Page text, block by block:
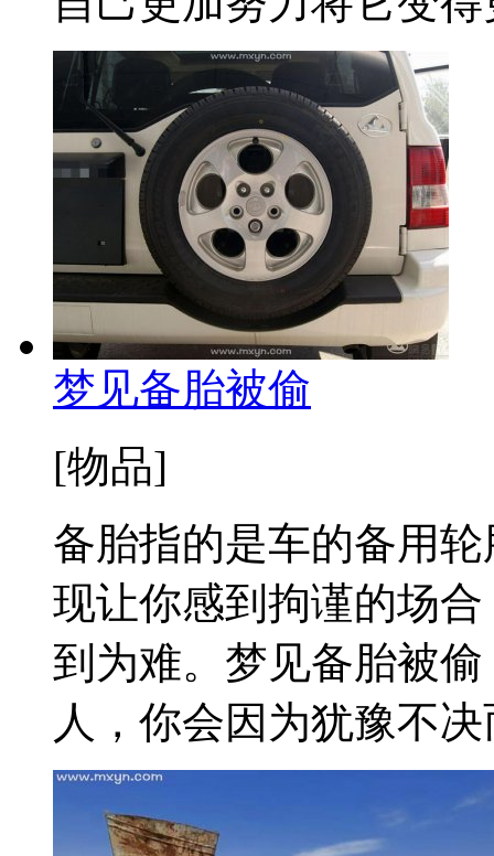
梦见备胎被偷
[物品]
备胎指的是车的备用
现让你感到拘谨的场
到为难。梦见备胎被
人，你会因为犹豫不